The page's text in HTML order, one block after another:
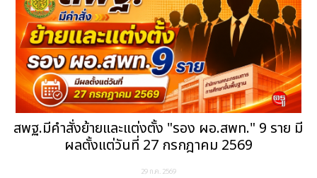
สพฐ.มีคำสั่งย้ายและแต่งตั้ง "รอง ผอ.สพท." 9 ราย มี
ผลตั้งแต่วันที่ 27 กรกฎาคม 2569
29 ก.ค. 2569